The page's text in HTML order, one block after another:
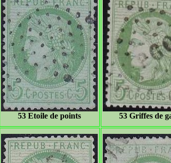
53 Etoile de points 53 Griffes de